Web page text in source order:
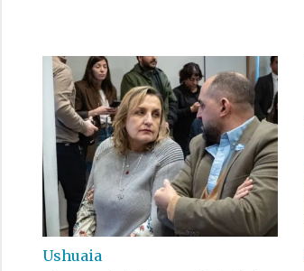
Ushuaia